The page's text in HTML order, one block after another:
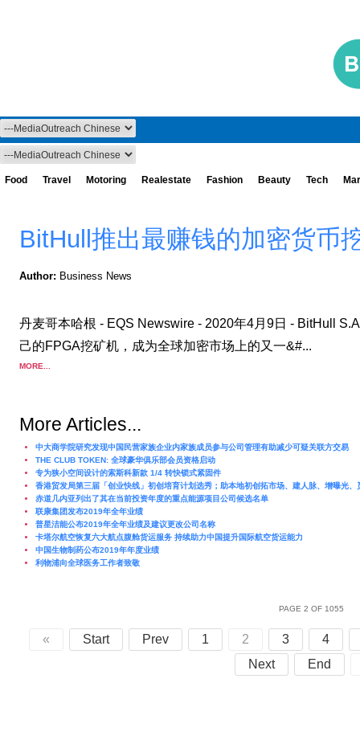
Food Travel Motoring Realestate Fashion Beauty Tech
BitHull推出最赚钱的加密货币
Author: Business News
丹麦哥本哈根 - EQS Newswire - 2020年4月9日 - BitHull
己的FPGA挖矿机，成为全球加密市场上的又一&#...
MORE...
More Articles...
中大商学院研究发现中国民营家族企业内家族成员参与公司管理有助减少可疑关联方交易
THE CLUB TOKEN: 全球豪华俱乐部会员资格启动
专为狭小空间设计的索斯科新款 1/4 转快锁式紧固件
香港贸发局第三届「创业快线」初创培育计划选秀；助本地初创拓市场、建人脉、增曝光、
赤道几内亚列出了其在当前投资年度的重点能源项目公司候选名单
联康集团发布2019年全年业绩
普星洁能公布2019年全年业绩及建议更改公司名称
卡塔尔航空恢复六大航点腹舱货运服务 持续助力中国提升国际航空货运能力
中国生物制药公布2019年年度业绩
利物浦向全球医务工作者致敬
PAGE 2 OF 1055
« Start Prev 1 2 3
4
Next
End